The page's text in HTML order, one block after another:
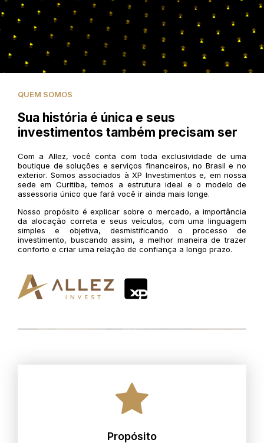
QUEM SOMOS
Sua história é única e seus
investimentos também precisam ser
Com a Allez, você conta com toda exclusividade de uma
boutique de soluções e serviços financeiros, no Brasil e no
exterior. Somos associados à XP Investimentos e, em nossa
sede em Curitiba, temos a estrutura ideal e o modelo de
assessoria único que fará você ir ainda mais longe.
Nosso propósito é explicar sobre o mercado, a importância
da alocação correta e seus veículos, com uma linguagem
simples e objetiva, desmistificando o processo de
investimento, buscando assim, a melhor maneira de trazer
conforto e criar uma relação de confiança a longo prazo.
Propósito